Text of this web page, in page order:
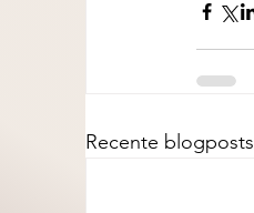
Recente blogposts